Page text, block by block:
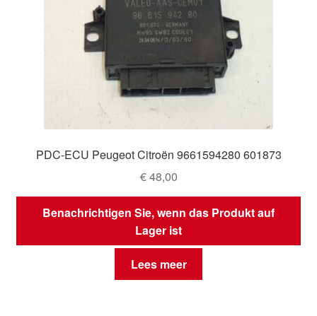
PDC-ECU Peugeot Citroën 9661594280 601873
€48,00
Benachrichtigen Sie, wenn das Produkt auf
Lager ist
Lees meer